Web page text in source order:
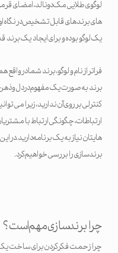
لوگوی طلایی مک دونالد، امضای
های برندهای قابل تشخیص در نگاه
یک لوگو بوده و برای ایجاد یک برند
فراتر از نام و لوگو، برند شما در
برند به صورت یک مفهوم در دل و
کنترلی بر روی آن ندارید، زیرا می
ارتباطات، چگونگی ارتباط با
هایتان نیاز به یک برنامه دارید.
برندسازی را بررسی خواهیم کرد.
چرا برندسازی مهم است؟
چرا زحمت فکر کردن برای ساخت یک